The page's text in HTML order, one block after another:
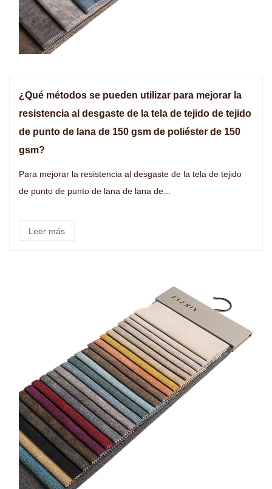
¿Qué métodos se pueden utilizar para mejorar la
resistencia al desgaste de la tela de tejido de tejido
de punto de lana de 150 gsm de poliéster de 150
gsm?
Para mejorar la resistencia al desgaste de la tela de tejido
de punto de punto de lana de lana de...
Leer más